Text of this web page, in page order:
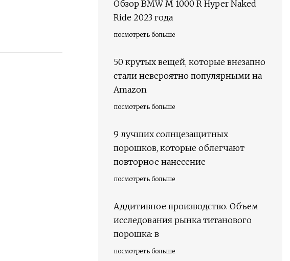
Обзор BMW M 1000 R Hyper Naked
Ride 2023 года
посмотреть больше
50 крутых вещей, которые внезапно
стали невероятно популярными на
Amazon
посмотреть больше
9 лучших солнцезащитных
порошков, которые облегчают
повторное нанесение
посмотреть больше
Аддитивное производство. Объем
исследования рынка титанового
порошка: в
посмотреть больше